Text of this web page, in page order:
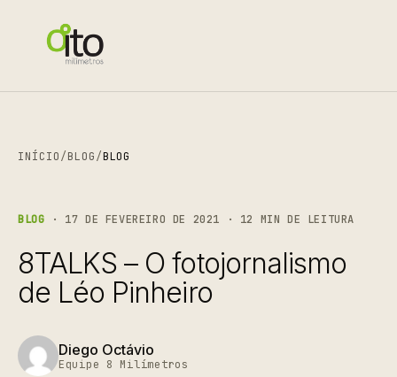
INÍCIO/BLOG/BLOG
BLOG · 17 DE FEVEREIRO DE 2021 · 12 MIN DE LEITURA
8TALKS – O fotojornalismo
de Léo Pinheiro
Diego Octávio
Equipe 8 Milímetros